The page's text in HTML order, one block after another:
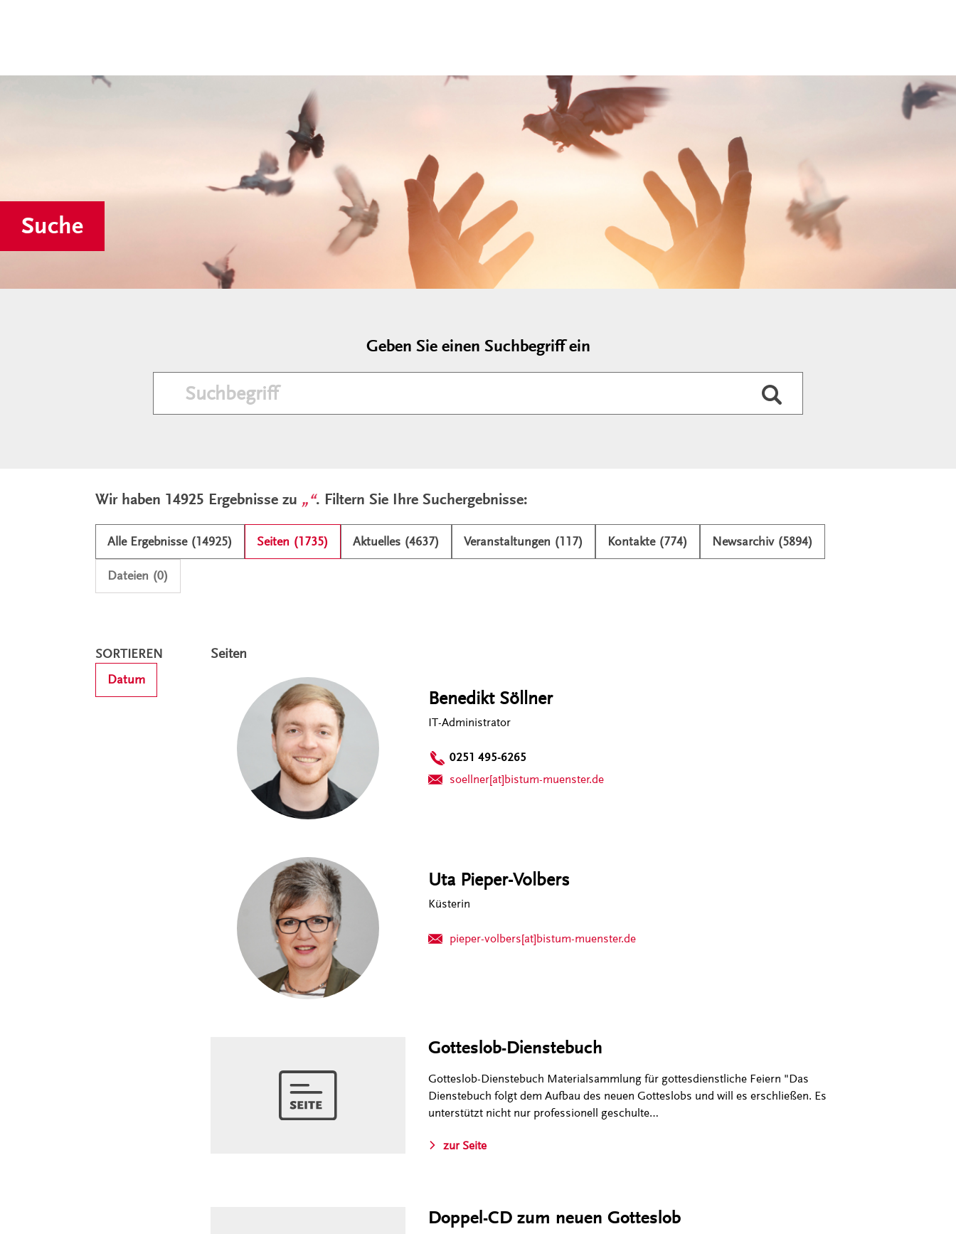
Suche
Geben Sie einen Suchbegriff ein
Durchsuchen
Wir haben 14925 Ergebnisse zu . Filtern Sie Ihre Suchergebnisse:
Alle Ergebnisse (14925) Seiten (1735) Aktuelles (4637) Veranstaltungen (117) Kontakte (774) Newsarchiv (5894)
Dateien (0)
SORTIEREN
Datum
Seiten
Benedikt Söllner
IT-Administrator
0251 495-6265
soellner[at]bistum-muenster.de
Uta Pieper-Volbers
Küsterin
pieper-volbers[at]bistum-muenster.de
Gotteslob-Dienstebuch
Gotteslob-Dienstebuch Materialsammlung für gottesdienstliche Feiern "Das
Dienstebuch folgt dem Aufbau des neuen Gotteslobs und will es erschließen. Es
unterstützt nicht nur professionell geschulte…
zur Seite
Doppel-CD zum neuen Gotteslob